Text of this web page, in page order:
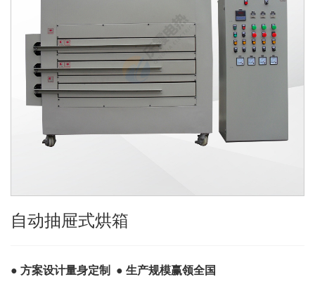
自动抽屉式烘箱
● 方案设计量身定制 ● 生产规模赢领全国